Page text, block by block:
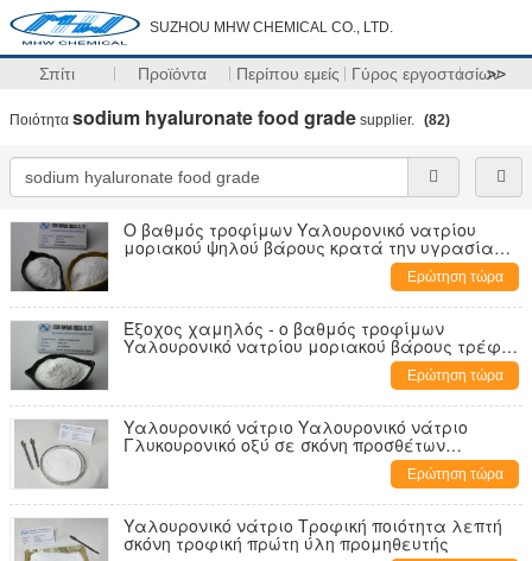
SUZHOU MHW CHEMICAL CO., LTD.
Σπίτι Προϊόντα Περίπου εμείς Γύρος εργοστασίων
>>
Ποιότητα sodium hyaluronate food grade supplier. (82)
Ο βαθμός τροφίμων Υαλουρονικό νατρίου
μοριακού ψηλού βάρους κρατά την υγρασία
Ερώτηση τώρα
Έξοχος χαμηλός - ο βαθμός τροφίμων
Υαλουρονικό νατρίου μοριακού βάρους τρέφει
Ερώτηση τώρα
Υαλουρονικό νάτριο Υαλουρονικό νάτριο
Γλυκουρονικό οξύ σε σκόνη προσθέτων
Ερώτηση τώρα
Υαλουρονικό νάτριο Τροφική ποιότητα λεπτή
σκόνη τροφική πρώτη ύλη προμηθευτής